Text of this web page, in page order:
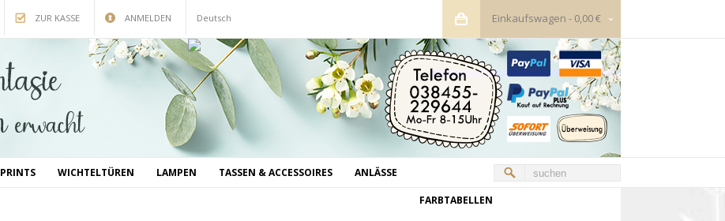
ZUR KASSE ANMELDEN Deutsch Einkaufswagen - 0,00 €
PRINTS WICHTELTÜREN LAMPEN TASSEN & ACCESSOIRES ANLÄSSE
FARBTABELLEN